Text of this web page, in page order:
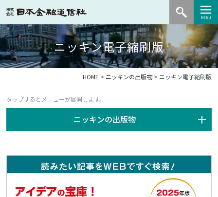
ニッキン電子縮刷版
HOME > ニッキンの出版物> ニッキン電子縮刷版
ニッキンの出版物